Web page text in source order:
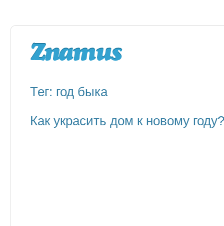
Тег: год быка
Как украсить дом к новому году?